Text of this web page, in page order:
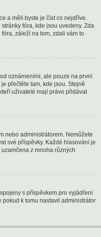
a měli byste je číst co nejdříve.
fóra, kde jsou uvedeny. Zda
záleží na tom, zdali vám to
oznámeními, ale pouze na první
přečtěte tam, kde jsou. Stejně
uživatelé mají právo přidávat
nebo administrátorem. Nemůžete
své příspěvky. Každé hlasování je
z mnoha různých
s příspěvkem pro vyjádření
k tomu nastavil administrátor